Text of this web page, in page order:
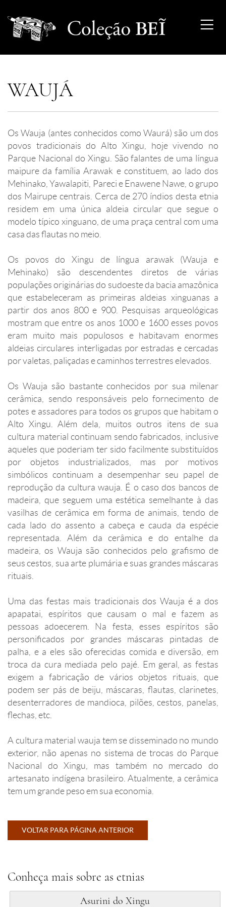
WAUJÁ
Os Wauja (antes conhecidos como Waurá) são um dos
povos tradicionais do Alto Xingu, hoje vivendo no
Parque Nacional do Xingu. São falantes de uma língua
maipure da família Arawak e constituem, ao lado dos
Mehinako, Yawalapiti, Pareci e Enawene Nawe, o grupo
dos Mairupe centrais. Cerca de 270 índios desta etnia
residem em uma única aldeia circular que segue o
modelo típico xinguano, de uma praça central com uma
casa das flautas no meio.
Os povos do Xingu de língua arawak (Wauja e
Mehinako) são descendentes diretos de várias
populações originárias do sudoeste da bacia amazônica
que estabeleceram as primeiras aldeias xinguanas a
partir dos anos 800 e 900. Pesquisas arqueológicas
mostram que entre os anos 1000 e 1600 esses povos
eram muito mais populosos e habitavam enormes
aldeias circulares interligadas por estradas e cercadas
por valetas, paliçadas e caminhos terrestres elevados.
Os Wauja são bastante conhecidos por sua milenar
cerâmica, sendo responsáveis pelo fornecimento de
potes e assadores para todos os grupos que habitam o
Alto Xingu. Além dela, muitos outros itens de sua
cultura material continuam sendo fabricados, inclusive
aqueles que poderiam ter sido facilmente substituídos
por objetos industrializados, mas por motivos
simbólicos continuam a desempenhar seu papel de
reprodução da cultura wauja. É o caso dos bancos de
madeira, que seguem uma estética semelhante à das
vasilhas de cerâmica em forma de animais, tendo de
cada lado do assento a cabeça e cauda da espécie
representada. Além da cerâmica e do entalhe da
madeira, os Wauja são conhecidos pelo grafismo de
seus cestos, sua arte plumária e suas grandes máscaras
rituais.
Uma das festas mais tradicionais dos Wauja é a dos
apapatai, espíritos que causam o mal e fazem as
pessoas adoecerem. Na festa, esses espíritos são
personificados por grandes máscaras pintadas de
palha, e a eles são oferecidas comida e diversão, em
troca da cura mediada pelo pajé. Em geral, as festas
exigem a fabricação de vários objetos rituais, que
podem ser pás de beiju, máscaras, flautas, clarinetes,
desenterradores de mandioca, pilões, cestos, panelas,
flechas, etc.
A cultura material wauja tem se disseminado no mundo
exterior, não apenas no sistema de trocas do Parque
Nacional do Xingu, mas também no mercado do
artesanato indígena brasileiro. Atualmente, a cerâmica
tem um grande peso em sua economia.
VOLTAR PARA PÁGINA ANTERIOR
Conheça mais sobre as etnias
Asurini do Xingu